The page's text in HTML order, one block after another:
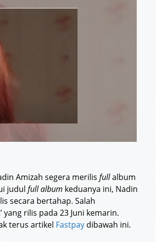
Amizah segera merilis fullalbum
judul full album keduanya ini, Nadin
secara bertahap. Salah
rilis pada 23 Juni kemarin.
terus artikel Fastpay dibawah ini.